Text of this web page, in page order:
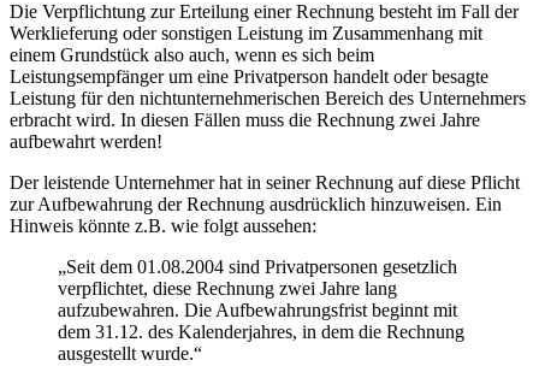
Die Verpflichtung zur Erteilung einer Rechnung besteht im Fall der
Werklieferung oder sonstigen Leistung im Zusammenhang mit
einem Grundstück also auch, wenn es sich beim
Leistungsempfänger um eine Privatperson handelt oder besagte
Leistung für den nichtunternehmerischen Bereich des Unternehmers
erbracht wird. In diesen Fällen muss die Rechnung zwei Jahre
aufbewahrt werden!
Der leistende Unternehmer hat in seiner Rechnung auf diese Pflicht
zur Aufbewahrung der Rechnung ausdrücklich hinzuweisen. Ein
Hinweis könnte z.B. wie folgt aussehen:
„Seit dem 01.08.2004 sind Privatpersonen gesetzlich
verpflichtet, diese Rechnung zwei Jahre lang
aufzubewahren. Die Aufbewahrungsfrist beginnt mit
dem 31.12. des Kalenderjahres, in dem die Rechnung
ausgestellt wurde.“